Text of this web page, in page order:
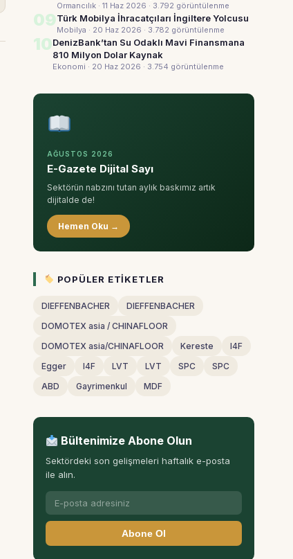
Ormancılık · 11 Haz 2026 · 3.792 görüntülenme
09Türk Mobilya İhracatçıları İngiltere Yolcusu
Mobilya · 20 Haz 2026 · 3.782 görüntülenme
10DenizBank’tan Su Odaklı Mavi Finansmana
810 Milyon Dolar Kaynak
Ekonomi · 20 Haz 2026 · 3.754 görüntülenme
AĞUSTOS 2026
E-Gazete Dijital Sayı
Sektörün nabzını tutan aylık baskımız artık
dijitalde de!
Hemen Oku →
POPÜLER ETIKETLER
DIEFFENBACHER
DIEFFENBACHER
DOMOTEX asia / CHINAFLOOR
DOMOTEX asia/CHINAFLOOR
Kereste
I4F
Egger
I4F LVT LVT SPC
SPC
ABD
Gayrimenkul MDF
Bültenimize Abone Olun
Sektördeki son gelişmeleri haftalık e-posta
ile alın.
Abone Ol